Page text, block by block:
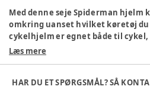
Med denne seje Spiderman hjelm
omkring uanset hvilket køretøj du
cykelhjelm er egnet både til
og løbehjul. Cykelhjelmen har
53/56 cm.
Læs mere
HAR DU ET SPØRGSMÅL? SÅ